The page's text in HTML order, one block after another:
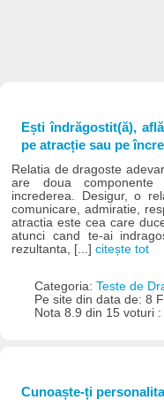
Ești îndrăgostit(ă),
pe atracție sau pe
Relatia de dragoste
are doua
increderea. Desigur, o
comunicare, admiratie,
atractia este cea care
atunci cand te-ai
rezultanta, [...]citește tot
Categoria: Teste de
Pe site din data de: 8
Nota 8.9 din 15 voturi :
Cunoaște-ți